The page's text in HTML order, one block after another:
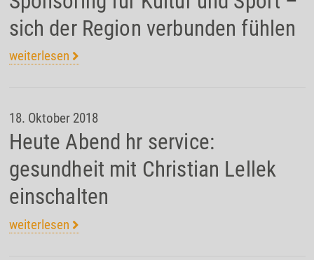
sich der Region verbunden fühlen
weiterlesen
18. Oktober 2018
Heute Abend hr service:
gesundheit mit Christian Lellek
einschalten
weiterlesen